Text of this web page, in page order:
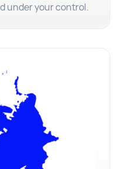
under your control.